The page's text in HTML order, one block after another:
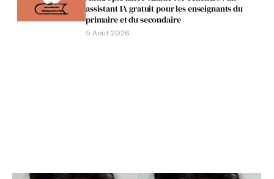
assistant IA gratuit pour les enseignants du
primaire et du secondaire
5 Août 2026